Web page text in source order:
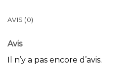
AVIS (0)
Avis
Il n’y a pas encore d’avis.